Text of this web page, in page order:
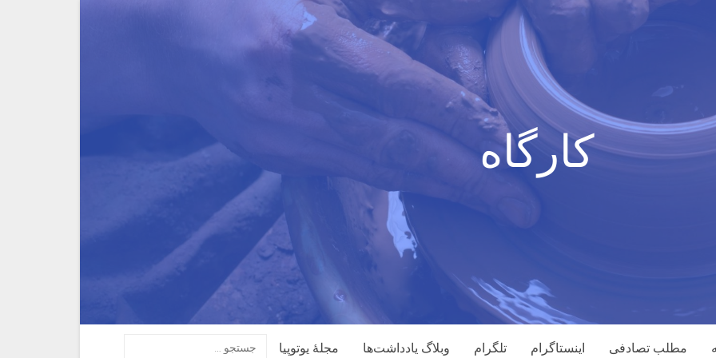
کارگاه
مجلهٔ یوتوپیا وبلاگ یادداشت‌ها تلگرام اینستاگرام مطلب تصادفی